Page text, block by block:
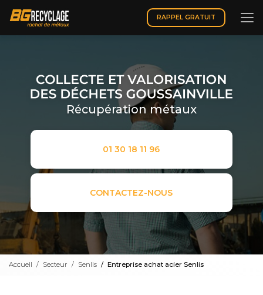
contenu
principal
RAPPEL GRATUIT
Récupération métaux
01 30 18 11 96
CONTACTEZ-NOUS
Accueil Secteur Senlis Entreprise achat acier Senlis